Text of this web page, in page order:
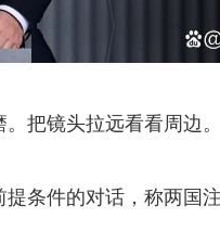
把镜头拉远看看周边。
条件的对话，称两国